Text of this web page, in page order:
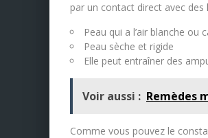
par un contact direct avec des
Peau qui a l’air blanche ou
Peau sèche et rigide
Elle peut entraîner des
Voir aussi : Remèdes
Comme vous pouvez le